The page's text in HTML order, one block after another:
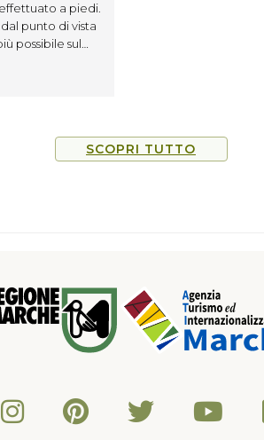
a piedi.
punto di vista
possibile sul
del
SCOPRI TUTTO